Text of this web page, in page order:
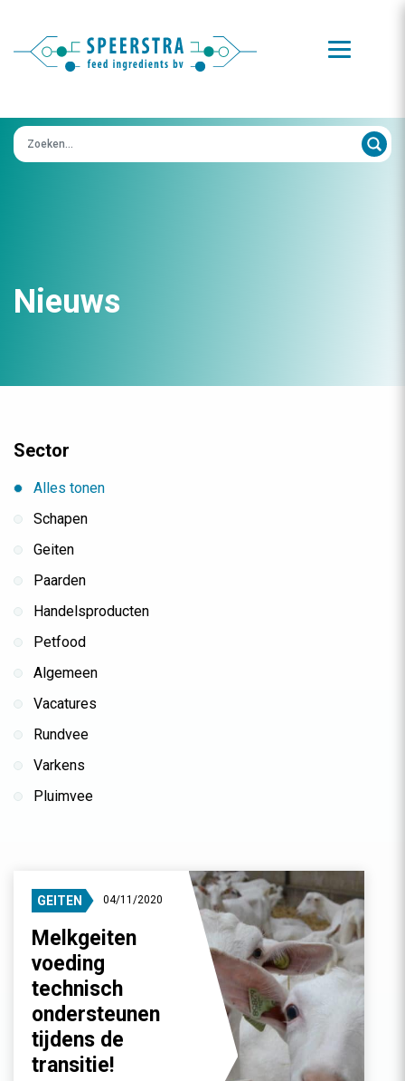
Zoeken op:
Nieuws
Sector
Alles tonen
Schapen
Geiten
Paarden
Handelsproducten
Petfood
Algemeen
Vacatures
Rundvee
Varkens
Pluimvee
GEITEN 04/11/2020
Melkgeiten
voeding
technisch
ondersteunen
tijdens de
transitie!